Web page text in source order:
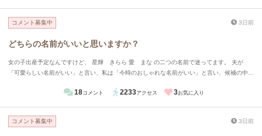
コメント募集中 3日前
どちらの名前がいいと思いますか？
女の子出産予定なんですけど、 星輝 きらら 愛 まな の二つの名前で迷ってます。 夫が
「可愛らしい名前がいい」と言い、私は「今時のおしゃれな名前がいい」と言い、候補の中か
18コメント 2233アクセス 3お気に入り
コメント募集中 3日前